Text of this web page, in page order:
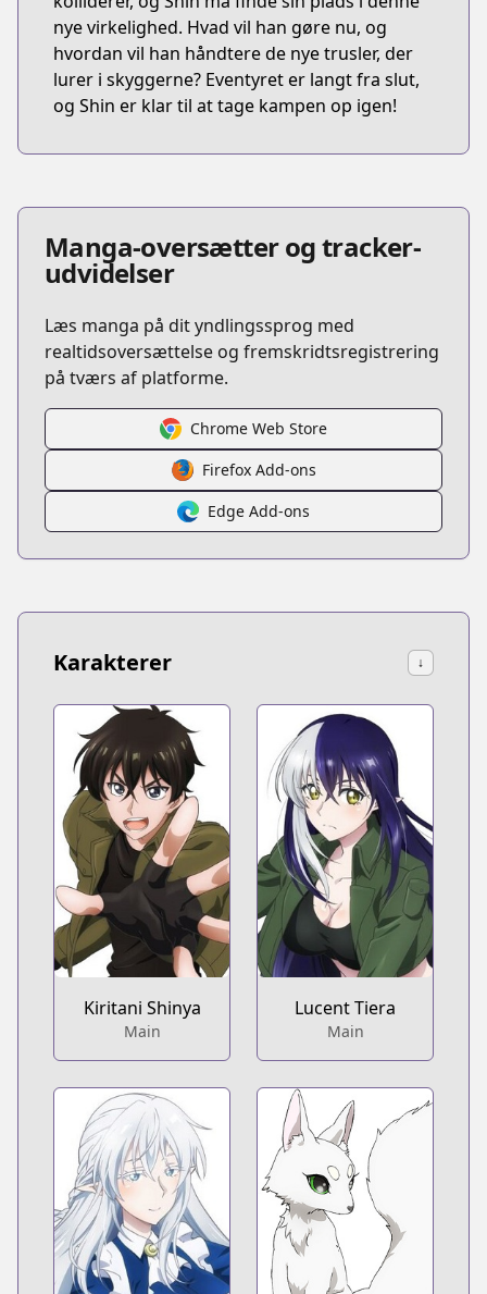
nye virkelighed. Hvad vil han gøre nu, og
hvordan vil han håndtere de nye trusler, der
lurer i skyggerne? Eventyret er langt fra slut,
og Shin er klar til at tage kampen op igen!
Manga-oversætter og tracker-
udvidelser
Læs manga på dit yndlingssprog med
realtidsoversættelse og fremskridtsregistrering
på tværs af platforme.
Chrome Web Store
Firefox Add-ons
Edge Add-ons
Karakterer ↓
Kiritani Shinya
Main
Lucent Tiera
Main